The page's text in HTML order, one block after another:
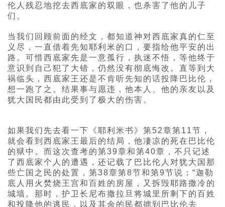
伦人残忍地挖去西底家的双眼，也杀害了他的儿子
们。
当我们回顾前面的经文，都知道神对西底家真的仁至
义尽，一直借着先知耶利米的口，要指给他平安的出
路。可惜西底家先是一意孤行，执迷不悟，等他终于
意识到自己犯了大错，仍然没有彻底悔改。直等到大
祸临头，西底家王还是不肯听先知的话投降巴比伦，
想一跑了之。结果事与愿违，他本人、他的亲友以及
犹大国民都由此受到了极大的伤害。
如果我们先去看一下《耶利米书》第52章第11节，
就会看到西底家王最后的结局，他凄凉的死在巴比伦
的狱中。而这次查考的第39章和第40章，不只记述
了西底家个人的遭遇，还记载了巴比伦人对犹大国那
些亡国之民的处置，第38章第8节和第9节说：“迦勒
底人用火焚烧王宫和百姓的房屋，又拆毁耶路撒冷的
城墙。那时，护卫长尼布撒拉旦将城里所剩下的百姓
和投降他的逃民，以及其余的民都掳到巴比伦去